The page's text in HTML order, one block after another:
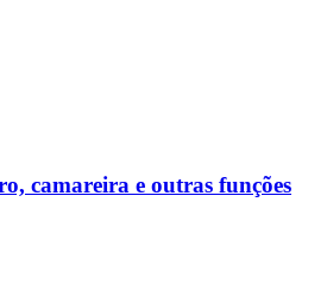
camareira e outras funções